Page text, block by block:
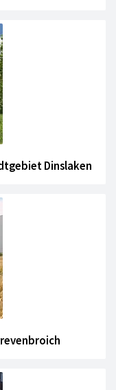
Dinslaken